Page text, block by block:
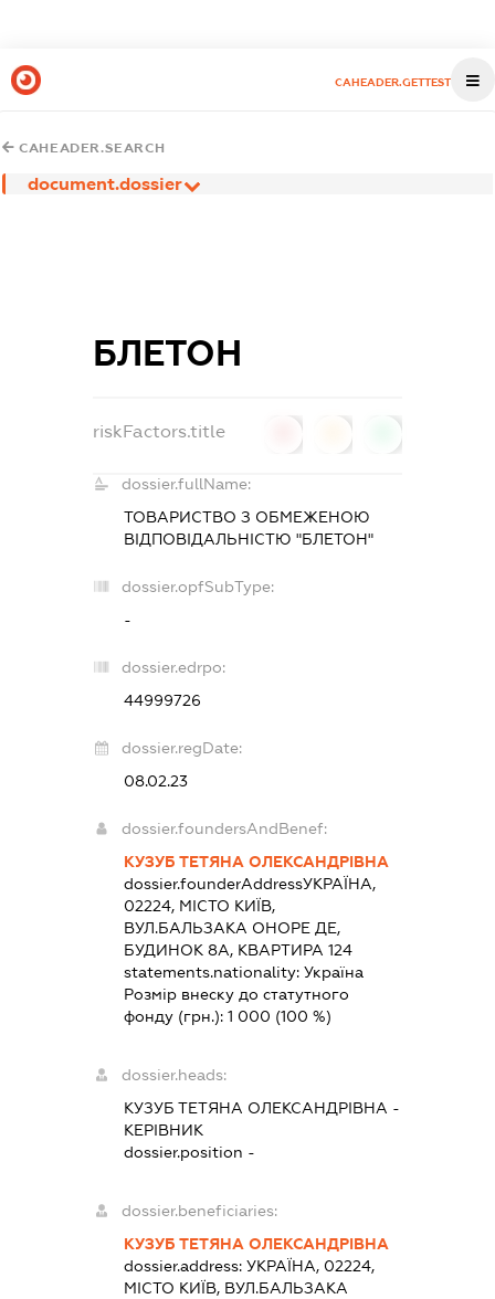
CAHEADER.GETTEST
CAHEADER.SEARCH
document.dossier
БЛЕТОН
riskFactors.title
dossier.fullName:
ТОВАРИСТВО З ОБМЕЖЕНОЮ
ВІДПОВІДАЛЬНІСТЮ "БЛЕТОН"
dossier.opfSubType:
-
dossier.edrpo:
44999726
dossier.regDate:
08.02.23
dossier.foundersAndBenef:
КУЗУБ ТЕТЯНА ОЛЕКСАНДРІВНА
dossier.founderAddressУКРАЇНА,
02224, МІСТО КИЇВ,
ВУЛ.БАЛЬЗАКА ОНОРЕ ДЕ,
БУДИНОК 8А, КВАРТИРА 124
statements.nationality:Україна
Розмір внеску до статутного
фонду (грн.):1 000 (100 %)
dossier.heads:
КУЗУБ ТЕТЯНА ОЛЕКСАНДРІВНА -
КЕРІВНИК
dossier.position -
dossier.beneficiaries:
КУЗУБ ТЕТЯНА ОЛЕКСАНДРІВНА
dossier.address:УКРАЇНА, 02224,
МІСТО КИЇВ, ВУЛ.БАЛЬЗАКА